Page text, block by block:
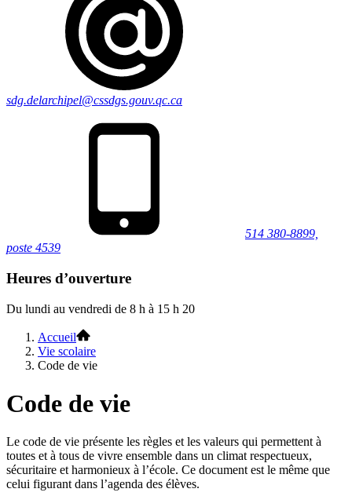
sdg.delarchipel@cssdgs.gouv.qc.ca
514 380-8899,
poste 4539
Heures d’ouverture
Du lundi au vendredi de 8 h à 15 h 20
Accueil
Vie scolaire
Code de vie
Code de vie
Le code de vie présente les règles et les valeurs qui permettent à
toutes et à tous de vivre ensemble dans un climat respectueux,
sécuritaire et harmonieux à l’école. Ce document est le même que
celui figurant dans l’agenda des élèves.